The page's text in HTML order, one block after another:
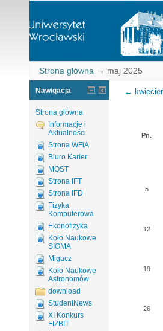
Strona główna → maj 2025
←
Pn.
5
12
19
26
Nawigacja
Strona główna
Informacje i
Aktualności
Strona WFiA
Biuro Karier
MOST
Strona IFT
Strona IFD
Fizyka
Komputerowa
Ekonofizyka
Koło Naukowe
SIGMA
Migacz
Koło Naukowe
Astronomów
download
StudentNews
XI Konkurs
FIZBIT